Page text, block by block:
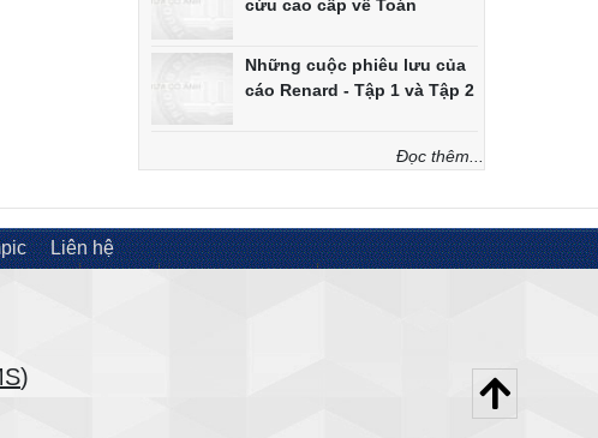
cứu cao cấp về Toán
Những cuộc phiêu lưu của
cáo Renard - Tập 1 và Tập 2
Đọc thêm...
Liên hệ
)